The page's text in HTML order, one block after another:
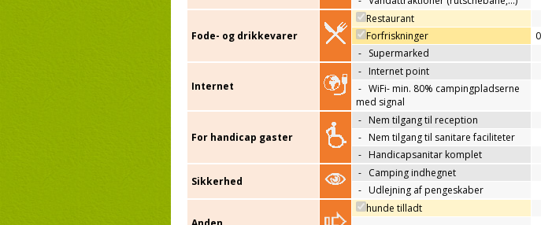
Fode- og drikkevarer
Restaurant
Forfriskninger
- Supermarked
Internet
- Internet point
- WiFi- min. 80% campingpladserne
med signal
For handicap gaster
- Nem tilgang til reception
- Nem tilgang til sanitare faciliteter
- Handicapsanitar komplet
Sikkerhed
- Camping indhegnet
- Udlejning af pengeskaber
hunde tilladt